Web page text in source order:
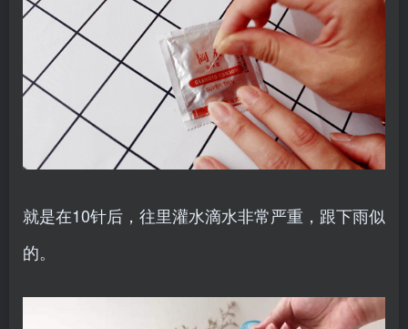
就是在10针后，往里灌水滴水非常严重，跟下雨似
的。